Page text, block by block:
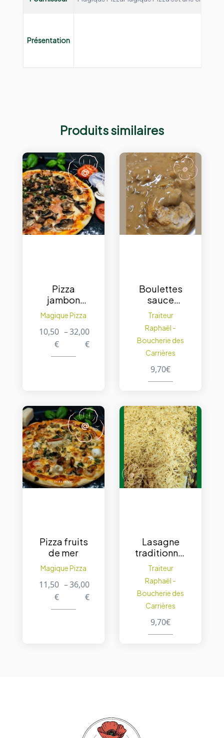
Présentation
Produits similaires
Pizza
jambon
champigno
ns
Magique Pizza
10,50
€
–32,00
€
Boulettes
sauce
liégeoise –
portion de
500 g.
Traiteur
Raphaël -
Boucherie des
Carrières
9,70€
Pizza fruits
de mer
Magique Pizza
11,50
€
–36,00
€
Lasagne
traditionnel
le – portion
de 500 g.
Traiteur
Raphaël -
Boucherie des
Carrières
9,70€